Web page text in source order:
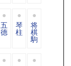
五
德
琴
柱
将
棋
駒